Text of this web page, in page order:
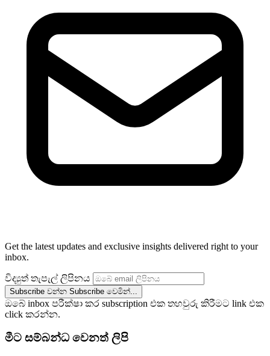
Get the latest updates and exclusive insights delivered right to your
inbox.
විද්‍යුත් තැපැල් ලිපිනය
Subscribe වන්න Subscribe වෙමින්...
ඔබේ inbox පරීක්ෂා කර subscription එක තහවුරු කිරීමට link එක
click කරන්න.
මීට සම්බන්ධ වෙනත් ලිපි